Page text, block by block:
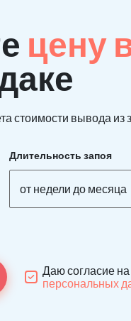
цену
стоимости вывода из
Длительность запоя
от недели до месяца
Даю согласие
персональных